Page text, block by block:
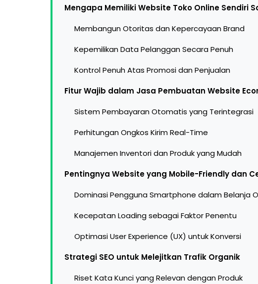
Mengapa Memiliki Website Toko Online Sendiri
Membangun Otoritas dan Kepercayaan Brand
Kepemilikan Data Pelanggan Secara Penuh
Kontrol Penuh Atas Promosi dan Penjualan
Fitur Wajib dalam Jasa Pembuatan Website
Sistem Pembayaran Otomatis yang Terintegrasi
Perhitungan Ongkos Kirim Real-Time
Manajemen Inventori dan Produk yang Mudah
Pentingnya Website yang Mobile-Friendly dan
Dominasi Pengguna Smartphone dalam Belanja
Kecepatan Loading sebagai Faktor Penentu
Optimasi User Experience (UX) untuk Konversi
Strategi SEO untuk Melejitkan Trafik Organik
Riset Kata Kunci yang Relevan dengan Produk